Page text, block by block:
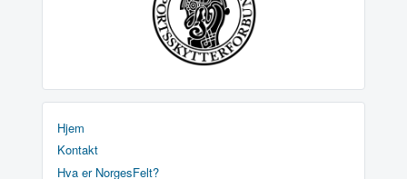
Hjem
Kontakt
Hva er NorgesFelt?